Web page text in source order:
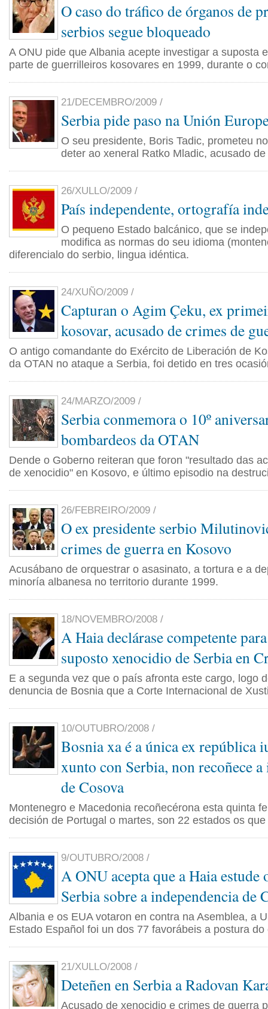
O caso do tráfico de órganos de
serbios segue bloqueado
A ONU pide que Albania acepte investigar a suposta
parte de guerrilleiros kosovares en 1999, durante o
21/DECEMBRO/2009 /
Serbia pide paso na Unión
O seu presidente, Boris Tadic, prometeu
deter ao xeneral Ratko Mladic, acusado
26/XULLO/2009 /
País independente, ortografía
O pequeno Estado balcánico, que se
modifica as normas do seu idioma
diferencialo do serbio, lingua idéntica.
24/XUÑO/2009 /
Capturan o Agim Çeku, ex
kosovar, acusado de crimes de
O antigo comandante do Exército de Liberación de
da OTAN no ataque a Serbia, foi detido en tres
24/MARZO/2009 /
Serbia conmemora o 10º
bombardeos da OTAN
Dende o Goberno reiteran que foron "resultado das
de xenocidio" en Kosovo, e último episodio na
26/FEBREIRO/2009 /
O ex presidente serbio
crimes de guerra en Kosovo
Acusábano de orquestrar o asasinato, a tortura e a
minoría albanesa no territorio durante 1999.
18/NOVEMBRO/2008 /
A Haia declárase competente
suposto xenocidio de Serbia en
E a segunda vez que o país afronta este cargo, logo
denuncia de Bosnia que a Corte Internacional de
10/OUTUBRO/2008 /
Bosnia xa é a única ex república
xunto con Serbia, non recoñece
de Cosova
Montenegro e Macedonia recoñecérona esta quinta
decisión de Portugal o martes, son 22 estados os
9/OUTUBRO/2008 /
A ONU acepta que a Haia estude
Serbia sobre a independencia de
Albania e os EUA votaron en contra na Asemblea, a
Estado Español foi un dos 77 favorábeis a postura
21/XULLO/2008 /
Deteñen en Serbia a Radovan
Acusado de xenocidio e crimes de guerra